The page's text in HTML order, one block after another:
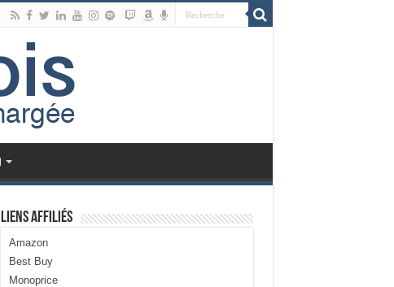
Liens Affiliés
Amazon
Best Buy
Monoprice